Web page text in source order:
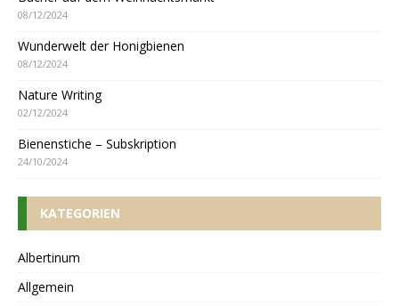
08/12/2024
Wunderwelt der Honigbienen
08/12/2024
Nature Writing
02/12/2024
Bienenstiche – Subskription
24/10/2024
KATEGORIEN
Albertinum
Allgemein